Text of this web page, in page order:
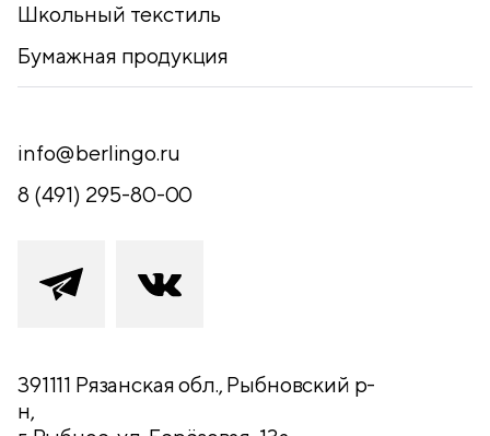
Школьный текстиль
Бумажная продукция
info@berlingo.ru
8 (491) 295-80-00
391111 Рязанская обл., Рыбновский р-
н,